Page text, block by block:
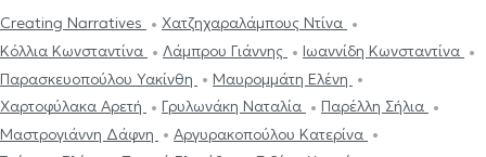
Creating Narratives
Χατζηχαραλάμπους Ντίνα
Κόλλια Κωνσταντίνα
Λάμπρου Γιάννης
Ιωαννίδη Κωνσταντίνα
Παρασκευοπούλου Υακίνθη
Μαυρομμάτη Ελένη
Χαρτοφύλακα Αρετή
Γρυλωνάκη Ναταλία
Παρέλλη Σήλια
Μαστρογιάννη Δάφνη
Αργυρακοπούλου Κατερίνα